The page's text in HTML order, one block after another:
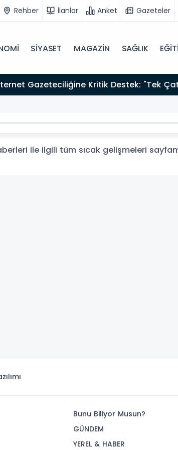
Rehber İlanlar Anket Gazeteler
SİYASET MAGAZİN SAĞLIK
ile ilgili tüm sıcak gelişmeleri
Bunu Biliyor Musun?
GÜNDEM
YEREL & HABER